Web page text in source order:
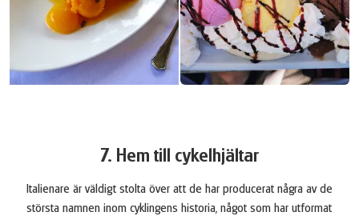
7. Hem till cykelhjältar
Italienare är väldigt stolta över att de har producerat några av de
största namnen inom cyklingens historia, något som har utformat